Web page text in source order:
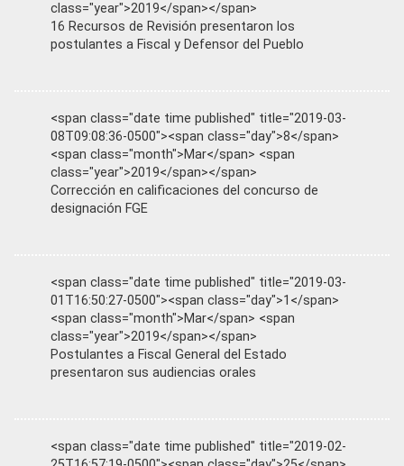
class="year">2019</span></span>
16 Recursos de Revisión presentaron los
postulantes a Fiscal y Defensor del Pueblo
<span class="date time published" title="2019-03-
08T09:08:36-0500"><span class="day">8</span>
<span class="month">Mar</span> <span
class="year">2019</span></span>
Corrección en calificaciones del concurso de
designación FGE
<span class="date time published" title="2019-03-
01T16:50:27-0500"><span class="day">1</span>
<span class="month">Mar</span> <span
class="year">2019</span></span>
Postulantes a Fiscal General del Estado
presentaron sus audiencias orales
<span class="date time published" title="2019-02-